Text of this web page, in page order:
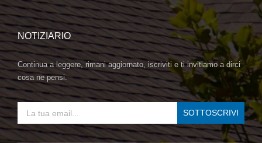
NOTIZIARIO
Continua a leggere, rimani aggiornato, iscriviti e ti invitiamo a dirci
cosa ne pensi.